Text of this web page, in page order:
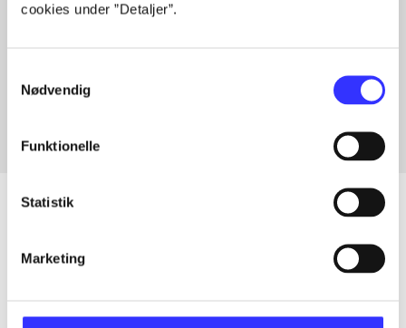
cookies under ”Detaljer”.
Nødvendig
Funktionelle
Statistik
Marketing
Fra
Artikler